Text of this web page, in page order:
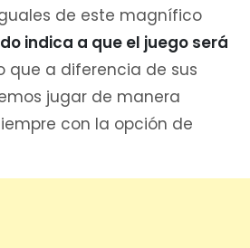
de este magnífico
indica a que el juego será
que a diferencia de sus
jugar de manera
con la opción de